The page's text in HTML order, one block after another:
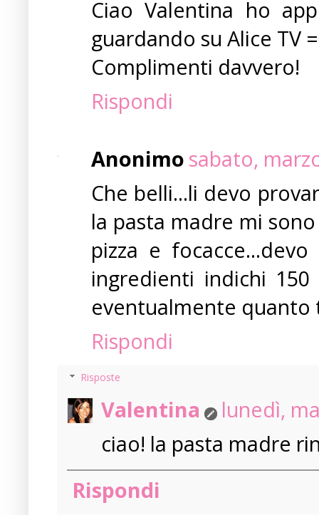
Ciao Valentina ho
guardando su Alice TV
Complimenti davvero!
Rispondi
Anonimo sabato,
Che belli...li devo
la pasta madre mi
pizza e
ingredienti indichi
eventualmente quanto
Rispondi
Risposte
Valentina
lunedì,
ciao! la pasta madre
Rispondi